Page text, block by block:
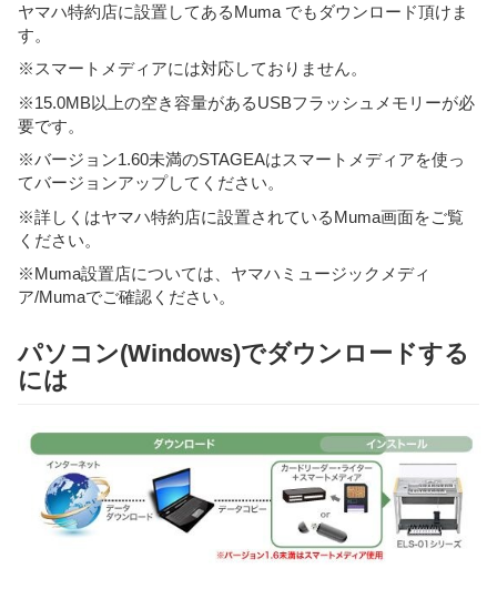
ヤマハ特約店に設置してあるMuma でもダウンロード頂けま
す。
※スマートメディアには対応しておりません。
※15.0MB以上の空き容量があるUSBフラッシュメモリーが必
要です。
※バージョン1.60未満のSTAGEAはスマートメディアを使っ
てバージョンアップしてください。
※詳しくはヤマハ特約店に設置されているMuma画面をご覧
ください。
※Muma設置店については、ヤマハミュージックメディ
ア/Mumaでご確認ください。
パソコン(Windows)でダウンロードする
には